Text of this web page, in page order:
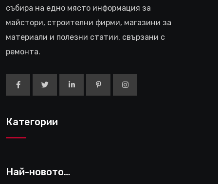
събира на едно място информация за
майстори, строителни фирми, магазини за
материали и полезни статии, свързани с
ремонта.
Категории
Най-новото…